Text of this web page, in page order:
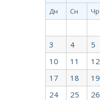
Дн Сн Чр
3
4 5
10
11 12
17
18 19
24
25 26